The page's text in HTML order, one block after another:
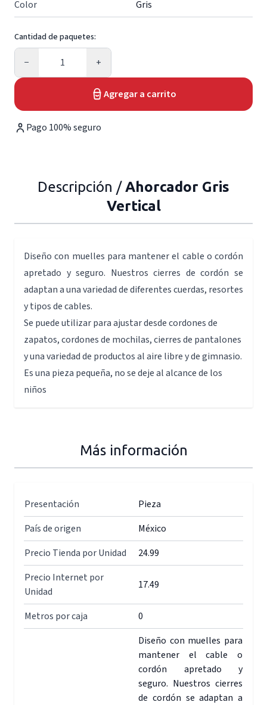
Color
Gris
Cantidad de paquetes:
−
Cantidad
+
Agregar a carrito
Pago 100% seguro
Descripción /Ahorcador Gris
Vertical
Diseño con muelles para mantener el cable o cordón
apretado y seguro. Nuestros cierres de cordón se
adaptan a una variedad de diferentes cuerdas, resortes
y tipos de cables.
Se puede utilizar para ajustar desde cordones de
zapatos, cordones de mochilas, cierres de pantalones
y una variedad de productos al aire libre y de gimnasio.
Es una pieza pequeña, no se deje al alcance de los
niños
Más información
Presentación
Pieza
País de origen
México
Precio Tienda por Unidad
24.99
Precio Internet por
Unidad
17.49
Metros por caja 0
Diseño con muelles para
mantener el cable o
cordón apretado y
seguro. Nuestros cierres
de cordón se adaptan a